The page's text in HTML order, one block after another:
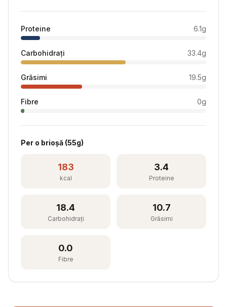
Proteine 6.1g
Carbohidrați 33.4g
Grăsimi 19.5g
Fibre 0g
Per o brioșă (55g)
183
kcal
3.4
Proteine
18.4
Carbohidrați
10.7
Grăsimi
0.0
Fibre